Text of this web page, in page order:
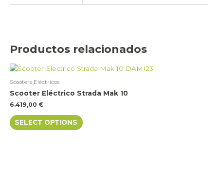
Productos relacionados
Scooters Eléctricos
Scooter Eléctrico Strada Mak 10
6.419,00 €
SELECT OPTIONS
This
multiple
options